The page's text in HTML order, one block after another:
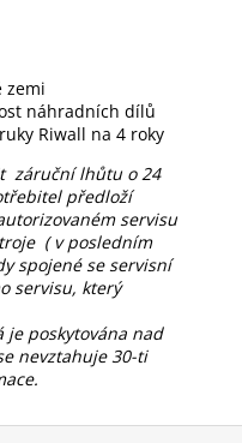
zemi
náhradních dílů
Riwall na 4 roky
záruční lhůtu o 24
předloží
servisu
( v posledním
spojené se servisní
servisu, který
poskytována nad
nevztahuje 30-ti